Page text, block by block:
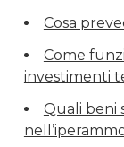
Cosa
Come
investimenti
Quali beni